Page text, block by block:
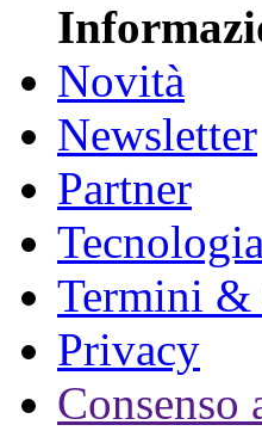
Novità
Newsletter
Partner
Tecnologia
Termini
Privacy
Consenso